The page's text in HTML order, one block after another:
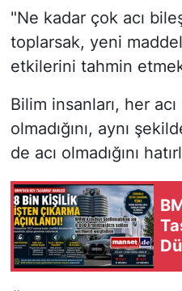
"Ne kadar çok acı
toplarsak, yeni
etkilerini tahmin
Bilim insanları, her
olmadığını, aynı
de acı olmadığını